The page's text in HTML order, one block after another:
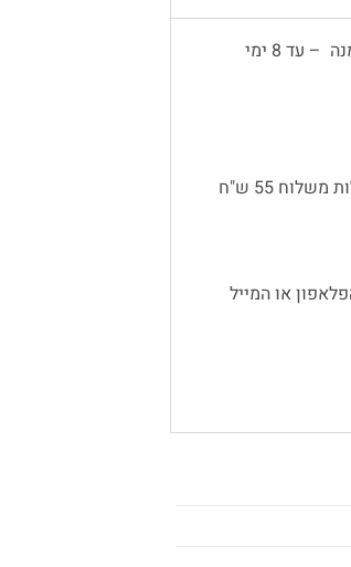
משלוח עד הבית יתבצע באמצעות שליח, לכתובת שהוזנה בהזמנה – עד 8 ימי
55 ש"ח
או המייל